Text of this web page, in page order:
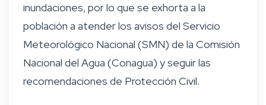
inundaciones, por lo que se exhorta a la
población a atender los avisos del Servicio
Meteorológico Nacional (SMN) de la Comisión
Nacional del Agua (Conagua) y seguir las
recomendaciones de Protección Civil.